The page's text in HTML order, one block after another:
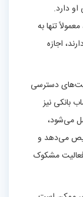
تنها به
اجازه
دسترسی
نیز
و
مشکوک